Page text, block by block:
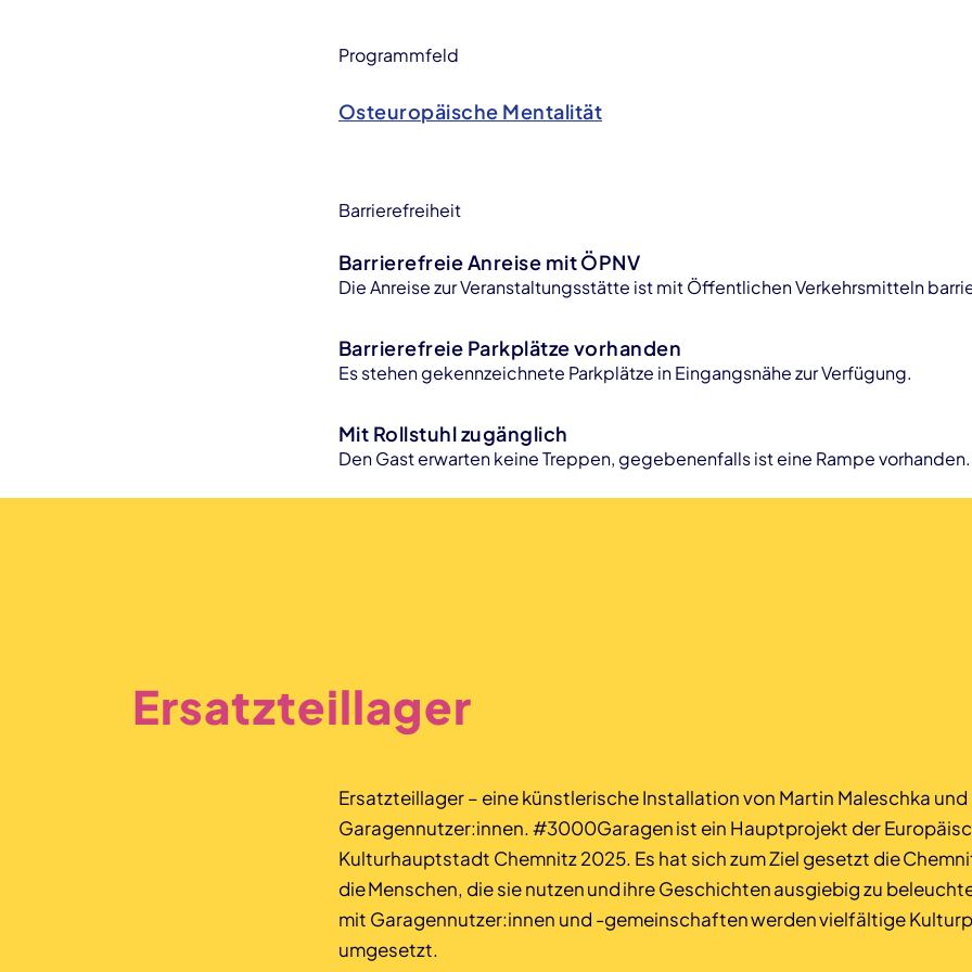
Programmfeld
Osteuropäische Mentalität
Barrierefreiheit
Barrierefreie Anreise mit ÖPNV
Die Anreise zur Veranstaltungsstätte ist mit Öffentlichen Verkehrsmitteln
Barrierefreie Parkplätze vorhanden
Es stehen gekennzeichnete Parkplätze in Eingangsnähe zur Verfügung.
Mit Rollstuhl zugänglich
Den Gast erwarten keine Treppen, gegebenenfalls ist eine Rampe vorhanden.
Ersatzteillager
Ersatzteillager – eine künstlerische Installation von Martin Maleschka
Garagennutzer:innen. #3000Garagen ist ein Hauptprojekt der
Kulturhauptstadt Chemnitz 2025. Es hat sich zum Ziel gesetzt die
die Menschen, die sie nutzen und ihre Geschichten ausgiebig zu
mit Garagennutzer:innen und -gemeinschaften werden vielfältige
umgesetzt.